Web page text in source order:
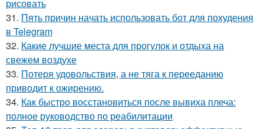
рисовать
31. Пять причин начать использовать бот для похудения
в Telegram
32. Какие лучшие места для прогулок и отдыха на
свежем воздухе
33. Потеря удовольствия, а не тяга к перееданию
приводит к ожирению.
34. Как быстро восстановиться после вывиха плеча:
полное руководство по реабилитации